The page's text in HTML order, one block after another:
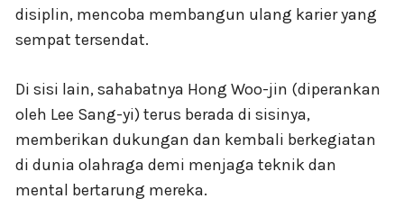
disiplin, mencoba membangun ulang karier yang
sempat tersendat.
Di sisi lain, sahabatnya Hong Woo-jin (diperankan
oleh Lee Sang-yi) terus berada di sisinya,
memberikan dukungan dan kembali berkegiatan
di dunia olahraga demi menjaga teknik dan
mental bertarung mereka.